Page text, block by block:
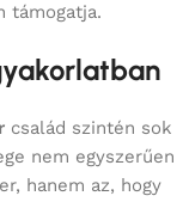
támogatja.
család szintén sok
nem egyszerűen
hanem az, hogy